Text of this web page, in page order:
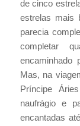
de cinco
estrelas mais
parecia
completar
encaminhado
Mas, na
Príncipe
naufrágio e
encantadas